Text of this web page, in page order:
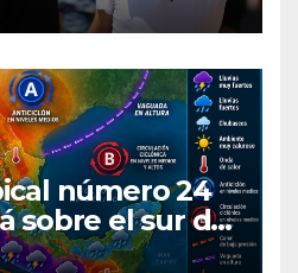
número 24
sobre el sur del